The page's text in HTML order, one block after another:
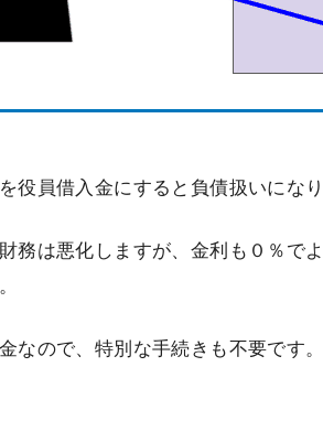
役員借入金にすると負債扱いになり
務は悪化しますが、金利も０％で
なので、特別な手続きも不要です。